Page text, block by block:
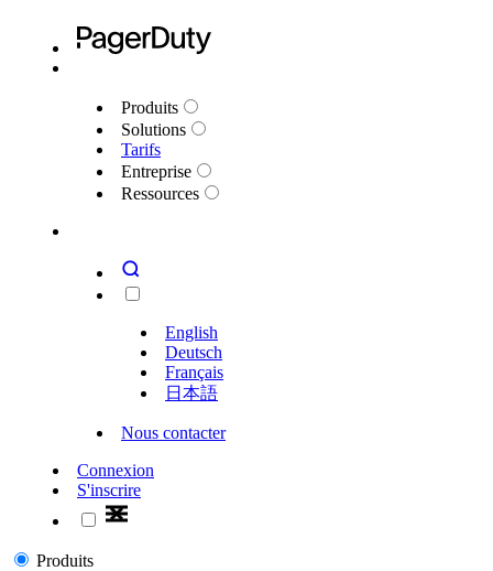
Produits
Solutions
Tarifs
Entreprise
Ressources
English
Deutsch
Français
日本語
Nous contacter
Connexion
S'inscrire
Produits